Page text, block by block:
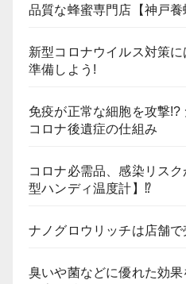
品質な蜂蜜専門店【神戸養
新型コロナウイルス対策
準備しよう!
免疫が正常な細胞を攻撃!?
コロナ後遺症の仕組み
コロナ必需品、感染リス
型ハンディ温度計】⁉
ナノグロウリッチは店舗
臭いや菌などに優れた効